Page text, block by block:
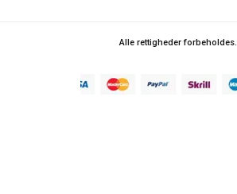
Alle rettigheder forbeholdes.